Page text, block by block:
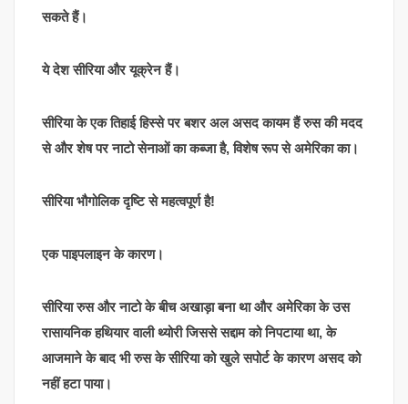
सकते हैं।
ये देश सीरिया और यूक्रेन हैं।
सीरिया के एक तिहाई हिस्से पर बशर अल असद कायम हैं रुस की मदद
से और शेष पर नाटो सेनाओं का कब्जा है, विशेष रूप से अमेरिका का।
सीरिया भौगोलिक दृष्टि से महत्वपूर्ण है!
एक पाइपलाइन के कारण।
सीरिया रुस और नाटो के बीच अखाड़ा बना था और अमेरिका के उस
रासायनिक हथियार वाली थ्योरी जिससे सद्दाम को निपटाया था, के
आजमाने के बाद भी रुस के सीरिया को खुले सपोर्ट के कारण असद को
नहीं हटा पाया।